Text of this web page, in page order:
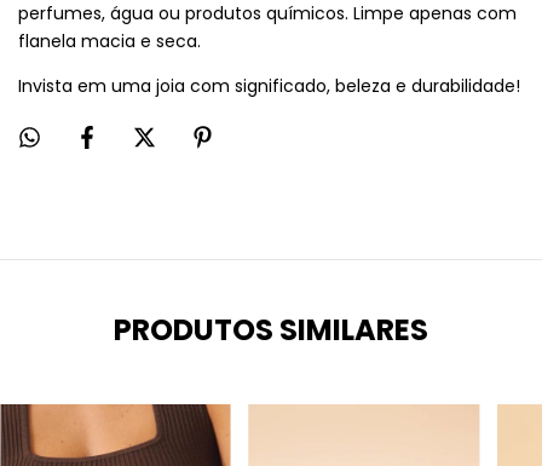
perfumes, água ou produtos químicos. Limpe apenas com
flanela macia e seca.
Invista em uma joia com significado, beleza e durabilidade!
PRODUTOS SIMILARES